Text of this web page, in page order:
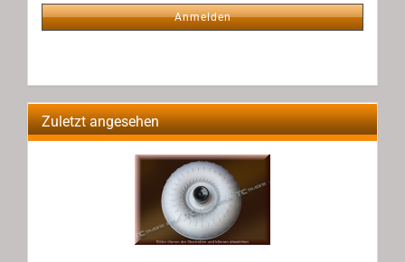
ANMELDUNG
Anmelden
Zuletzt angesehen